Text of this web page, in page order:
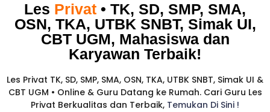
Les Privat • TK, SD, SMP, SMA,
OSN, TKA, UTBK SNBT, Simak UI,
CBT UGM, Mahasiswa dan
Karyawan Terbaik!​
Les Privat TK, SD, SMP, SMA, OSN, TKA, UTBK SNBT, Simak UI &
CBT UGM • Online & Guru Datang ke Rumah. Cari Guru Les
Privat Berkualitas dan Terbaik, Temukan Di Sini !